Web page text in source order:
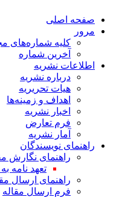
صفحه اصلی
مرور
کلیه شماره‌های
آخرین شماره
اطلاعات نشریه
درباره نشریه
هیات تحریریه
اهداف و زمینه‌ها
اخبار نشریه
فرم تعارض
آمار نشریه
راهنمای نویسندگان
راهنمای نگارش
تعهد نامه به
راهنمای ارسال
فرم ارسال مقاله